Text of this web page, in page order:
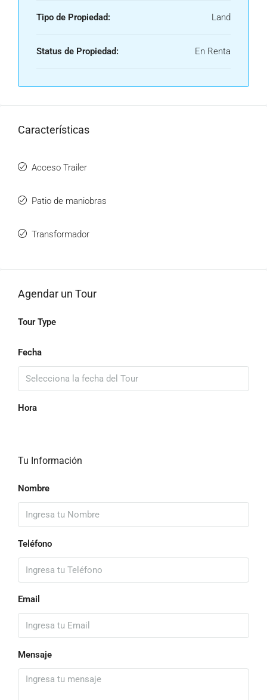
Tipo de Propiedad: Land
Status de Propiedad: En Renta
Características
Acceso Trailer
Patio de maniobras
Transformador
Agendar un Tour
Tour Type
Fecha
Hora
Tu Información
Nombre
Teléfono
Email
Mensaje